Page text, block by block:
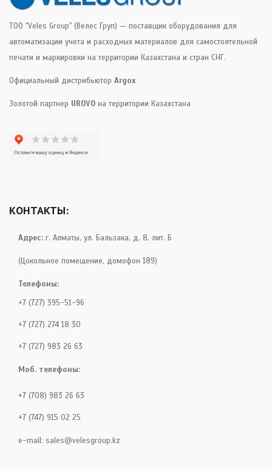
ТОО "Veles Group" (Велес Груп) — поставщик оборудования для
автоматизации учета и расходных материалов для самостоятельной
печати и маркировки на территории Казахстана и стран СНГ.
Официальный дистрибьютор Argox
Золотой партнер UROVO на территории Казахстана
КОНТАКТЫ:
Адрес: г. Алматы, ул. Бальзака, д. 8, лит. Б
(Цокольное помещение, домофон 189)
Телефоны:
+7 (727) 395-51-96
+7 (727) 274 18 30
+7 (727) 983 26 63
Моб. телефоны:
+7 (708) 983 26 63
+7 (747) 915 02 25
e-mail: sales@velesgroup.kz